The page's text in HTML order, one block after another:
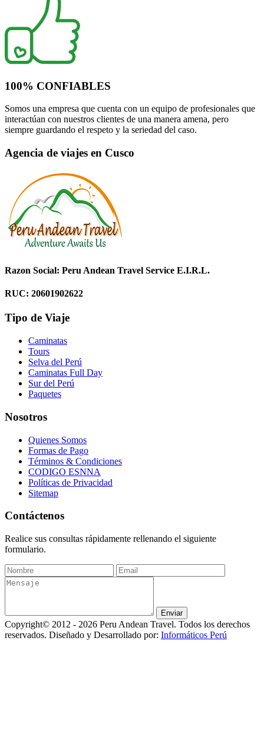
100% CONFIABLES
Somos una empresa que cuenta con un equipo de profesionales que
interactúan con nuestros clientes de una manera amena, pero
siempre guardando el respeto y la seriedad del caso.
Agencia de viajes en Cusco
Razon Social: Peru Andean Travel Service E.I.R.L.
RUC: 20601902622
Tipo de Viaje
Caminatas
Tours
Selva del Perú
Caminatas Full Day
Sur del Perú
Paquetes
Nosotros
Quienes Somos
Formas de Pago
Términos & Condiciones
CODIGO ESNNA
Políticas de Privacidad
Sitemap
Contáctenos
Realice sus consultas rápidamente rellenando el siguiente
formulario.
Copyright© 2012 - 2026 Peru Andean Travel. Todos los derechos
reservados. Diseñado y Desarrollado por: Informáticos Perú